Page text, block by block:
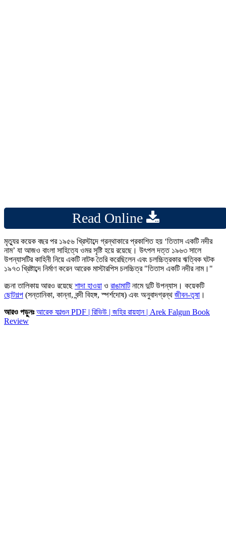
Read Online
মৃত্যুর কয়েক বছর পর ১৯৫৬ খ্রিস্টাব্দে গ্রন্থাকারে প্রকাশিত হয় ‘তিতাস একটি নদীর
নাম’ যা আজও বাংলা সাহিত্যে ওমর সৃষ্টি হয়ে রয়েছে। উৎপল দত্ত ১৯৬৩ সালে
উপন্যাসটির কাহিনী নিয়ে একটি নাটক তৈরি করেছিলেন এবং চলচ্চিত্রকার ঋত্বিক ঘটক
১৯৭৩ খ্রিষ্টাব্দে নির্মাণ করেন আরেক মাস্টারপিস চলচ্চিত্র "তিতাস একটি নদীর নাম।"
রচনা তালিকায় আরও রয়েছেশাদা হাওয়া ও রাঙামাটিনামে দুটি উপন্যাস। কয়েকটি
ছোটগল্প (সন্তানিকা, কান্না, বন্দী বিহঙ্গ, স্পর্শদোষ) এবং অনুবাদগ্রন্থ জীবন-তৃষা ।
আরও পড়ুনঃআরেক ফাল্গুন PDF | রিভিউ | জহির রায়হান | Arek Falgun Book
Review